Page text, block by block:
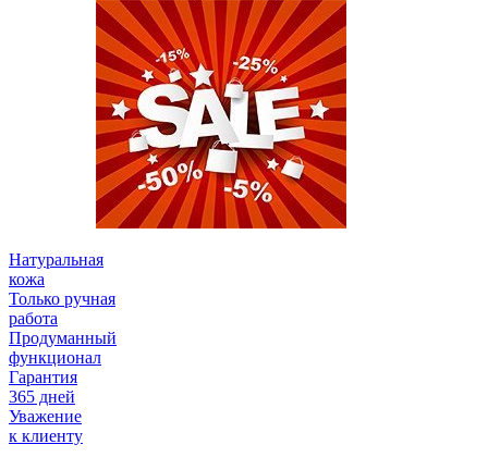
Натуральная
кожа
Только ручная
работа
Продуманный
функционал
Гарантия
365 дней
Уважение
к клиенту